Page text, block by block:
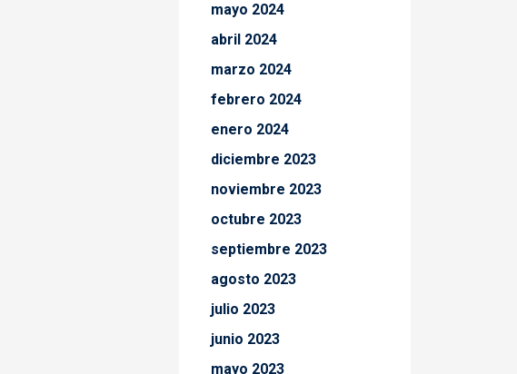
mayo 2024
abril 2024
marzo 2024
febrero 2024
enero 2024
diciembre 2023
noviembre 2023
octubre 2023
septiembre 2023
agosto 2023
julio 2023
junio 2023
mayo 2023